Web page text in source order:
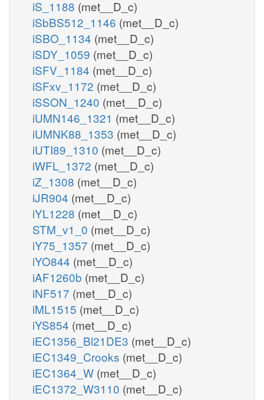
iS_1188 (met__D_c)
iSbBS512_1146 (met__D_c)
iSBO_1134 (met__D_c)
iSDY_1059 (met__D_c)
iSFV_1184 (met__D_c)
iSFxv_1172 (met__D_c)
iSSON_1240 (met__D_c)
iUMN146_1321 (met__D_c)
iUMNK88_1353 (met__D_c)
iUTI89_1310 (met__D_c)
iWFL_1372 (met__D_c)
iZ_1308 (met__D_c)
iJR904 (met__D_c)
iYL1228 (met__D_c)
STM_v1_0 (met__D_c)
iY75_1357 (met__D_c)
iYO844 (met__D_c)
iAF1260b (met__D_c)
iNF517 (met__D_c)
iML1515 (met__D_c)
iYS854 (met__D_c)
iEC1356_Bl21DE3 (met__D_c)
iEC1349_Crooks (met__D_c)
iEC1364_W (met__D_c)
iEC1372_W3110 (met__D_c)